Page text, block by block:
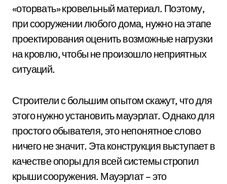
«оторвать» кровельный материал. Поэтому,
при сооружении любого дома, нужно на этапе
проектирования оценить возможные нагрузки
на кровлю, чтобы не произошло неприятных
ситуаций.
Строители с большим опытом скажут, что для
этого нужно установить мауэрлат. Однако для
простого обывателя, это непонятное слово
ничего не значит. Эта конструкция выступает в
качестве опоры для всей системы стропил
крыши сооружения. Мауэрлат – это